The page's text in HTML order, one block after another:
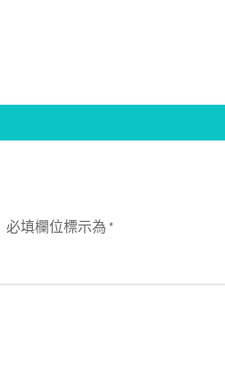
必填欄位標示為*